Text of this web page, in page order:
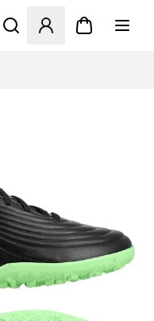
Åpner en Modal for å